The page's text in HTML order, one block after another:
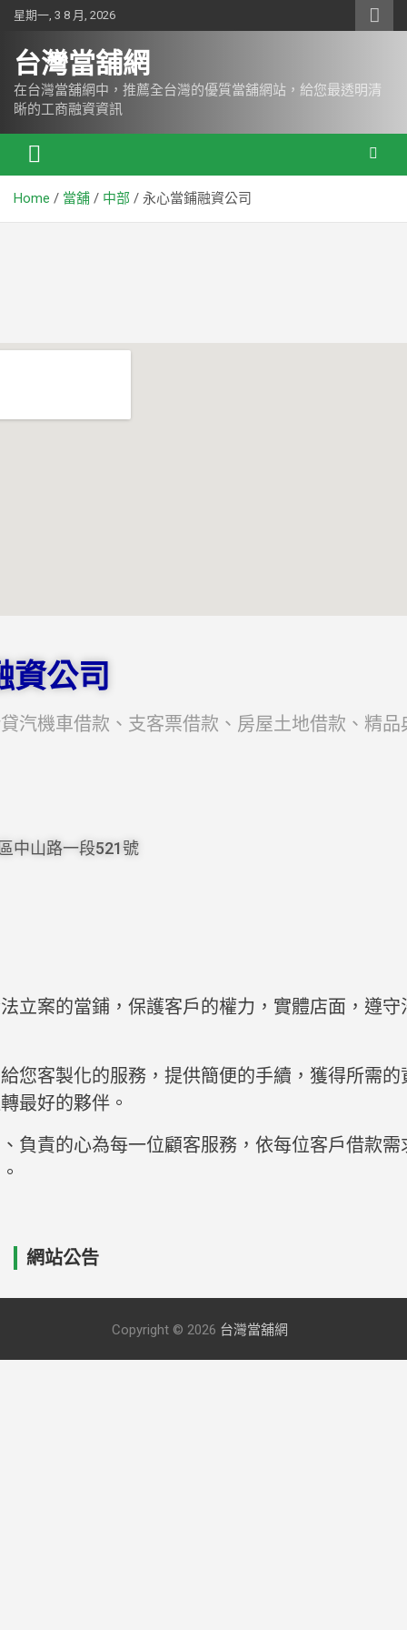
星期一, 3 8 月, 2026
台灣當舖網
在台灣當舖網中，推薦全台灣的優質當舖網站，給您最透明清
晰的工商融資資訊
Home 當舖 中部 永心當鋪融資公司
資公司
汽機車借款、支客票借款、房屋土地借款、精
中山路一段521號
立案的當鋪，保護客戶的權力，實體店面，遵守
您客製化的服務，提供簡便的手續，獲得所需
最好的夥伴。
負責的心為每一位顧客服務，依每位客戶借款
網站公告
Copyright © 2026 台灣當舖網